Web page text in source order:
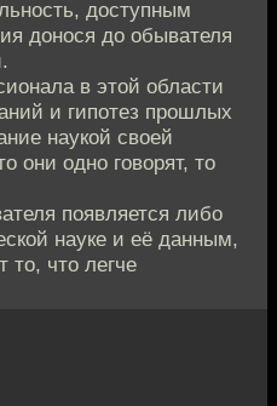
доступным
донося до обывателя
в этой области
и гипотез прошлых
наукой своей
они одно говорят, то
появляется либо
науке и её данным,
то, что легче